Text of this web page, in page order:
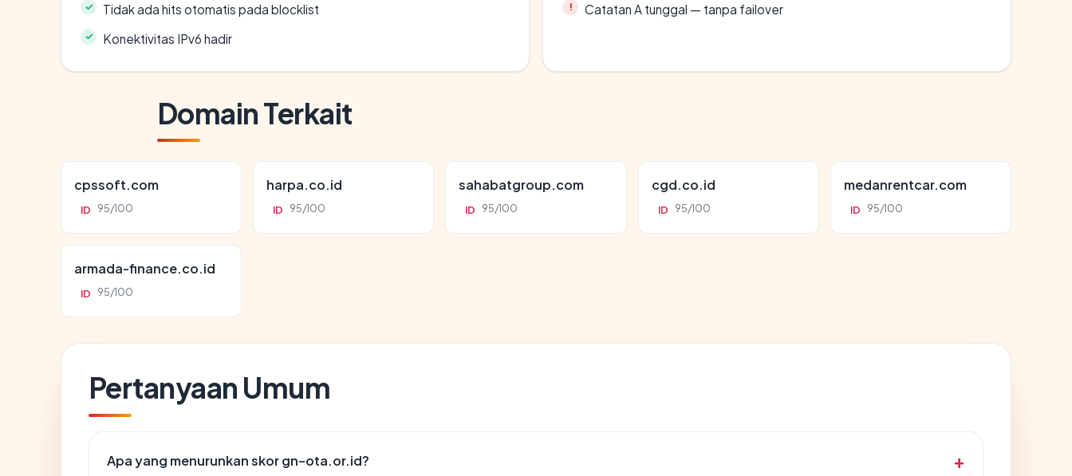
Tidak ada hits otomatis pada blocklist
Konektivitas IPv6 hadir
Catatan A tunggal — tanpa failover
Domain Terkait
cpssoft.com
ID 95/100
harpa.co.id
ID 95/100
sahabatgroup.com
ID 95/100
cgd.co.id
ID 95/100
medanrentcar.com
ID 95/100
armada-finance.co.id
ID 95/100
Pertanyaan Umum
Apa yang menurunkan skor gn-ota.or.id?